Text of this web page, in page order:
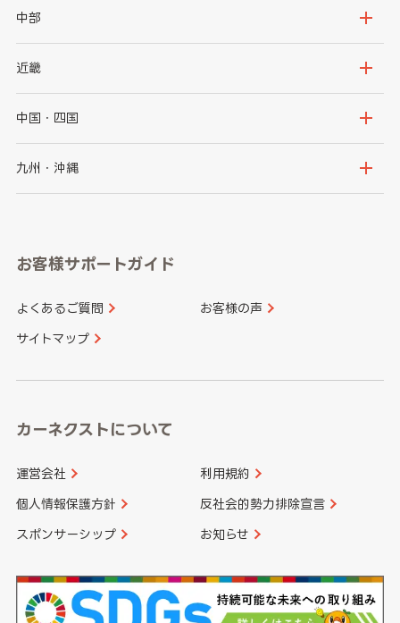
岩手県
秋田県
茨城県
群馬県
千葉県
中部
新潟県
石川県
山梨県
愛知県
近畿
大阪府
京都府
和歌山県
中国・四国
鳥取県
山口県
香川県 愛媛県
九州・沖縄
長崎県
大分県 宮崎県
お客様サポートガイド
よくあるご質問 お客様の声
サイトマップ
カーネクストについて
運営会社 利用規約
個人情報保護方針 反社会的勢力排除宣言
スポンサーシップ お知らせ